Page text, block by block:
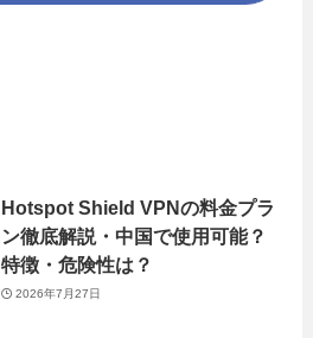
Hotspot Shield VPNの料金プラ
ン徹底解説・中国で使用可能？
特徴・危険性は？
2026年7月27日